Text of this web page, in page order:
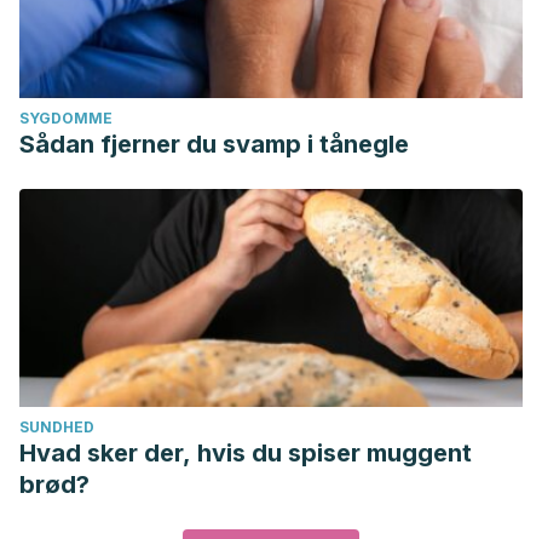
SYGDOMME
Sådan fjerner du svamp i tånegle
SUNDHED
Hvad sker der, hvis du spiser muggent
brød?